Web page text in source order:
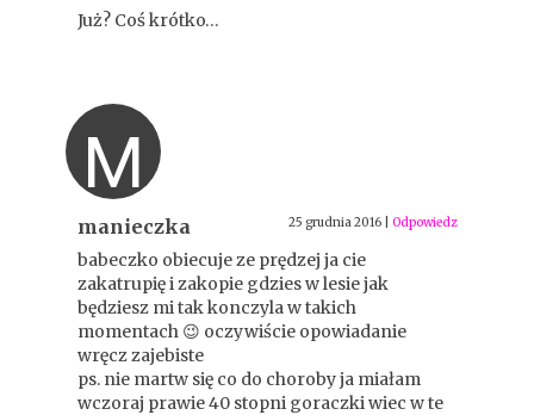
Już? Coś krótko…
M
manieczka 25 grudnia 2016 Odpowiedz
babeczko obiecuje ze prędzej ja cie
zakatrupię i zakopie gdzies w lesie jak
będziesz mi tak konczyla w takich
momentach 😉 oczywiście opowiadanie
wręcz zajebiste
ps. nie martw się co do choroby ja miałam
wczoraj prawie 40 stopni goraczki wiec w te